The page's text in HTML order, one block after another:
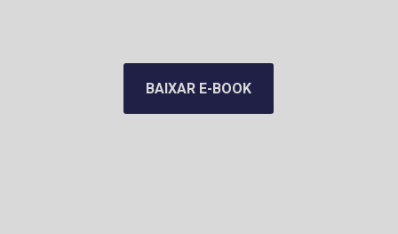
BAIXAR E-BOOK